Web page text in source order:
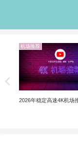
机场推荐
2026年稳定高速4K机场